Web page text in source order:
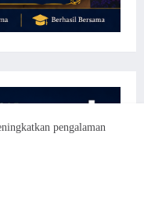
pengalaman